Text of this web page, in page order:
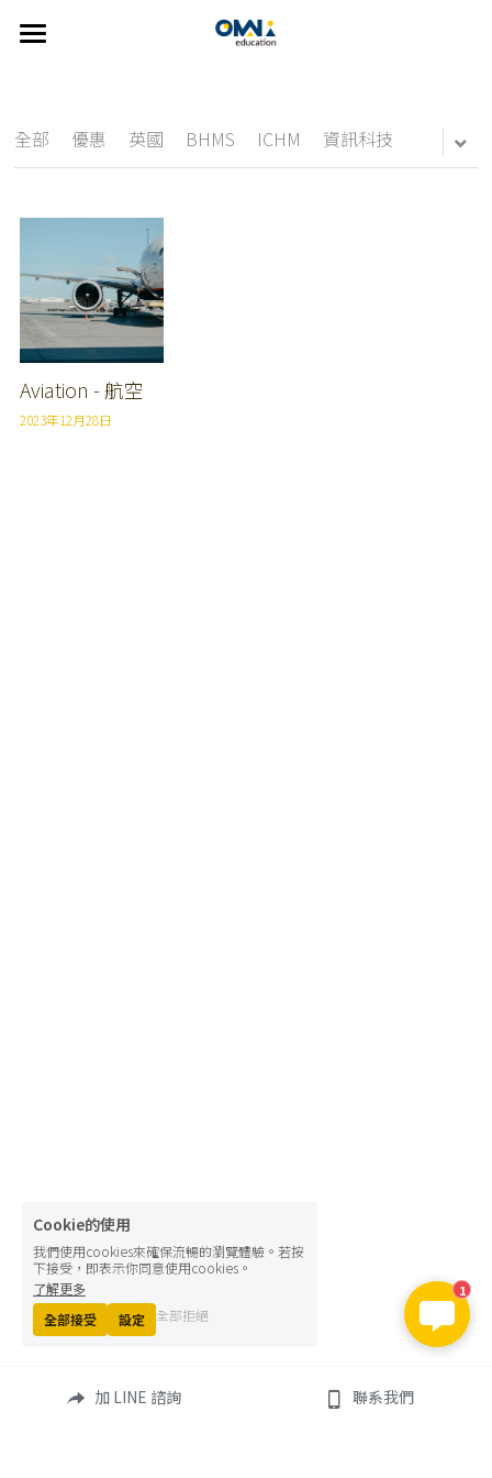
關於我們
關於我們
我們的服務
FAQ
選擇國家
紐西蘭
美國
歐洲
👍🏻 推薦方案
精選課程
主題遊學方案
線上說明會
英語學習輔導
英語家教
雅思考試相關
搜索
全部 優惠 英國 BHMS ICHM 資訊科技
Aviation - 航空
2023年12月28日
部落格分類
new
雅思
Johns Hopkins University
UTAS
SUT
加 LINE 諮詢 聯系我們
Cookie的使用
我們使用cookies來確保流暢的瀏覽體驗。若按
下接受，即表示你同意使用cookies。
了解更多
全部接受
設定 全部拒絕
1